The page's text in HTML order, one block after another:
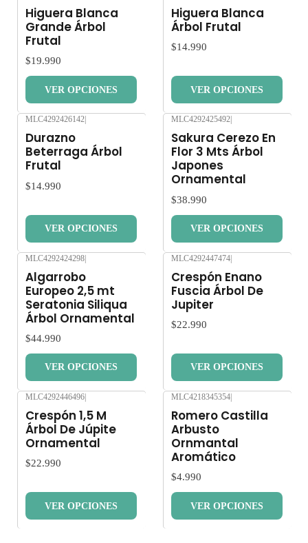
Higuera Blanca
Grande Árbol
Frutal
$19.990
VER OPCIONES
Higuera Blanca
Árbol Frutal
$14.990
VER OPCIONES
MLC4292426142
Durazno
Beterraga Árbol
Frutal
$14.990
VER OPCIONES
MLC4292425492
Sakura Cerezo En
Flor 3 Mts Árbol
Japones
Ornamental
$38.990
VER OPCIONES
MLC4292424298|
Algarrobo
Europeo 2,5 mt
Seratonia Siliqua
Árbol Ornamental
$44.990
VER OPCIONES
MLC4292447474|
Crespón Enano
Fuscia Árbol De
Jupiter
$22.990
VER OPCIONES
MLC4292446496|
Crespón 1,5 M
Árbol De Júpite
Ornamental
$22.990
VER OPCIONES
MLC4218345354|
Romero Castilla
Arbusto
Ornmantal
Aromático
$4.990
VER OPCIONES